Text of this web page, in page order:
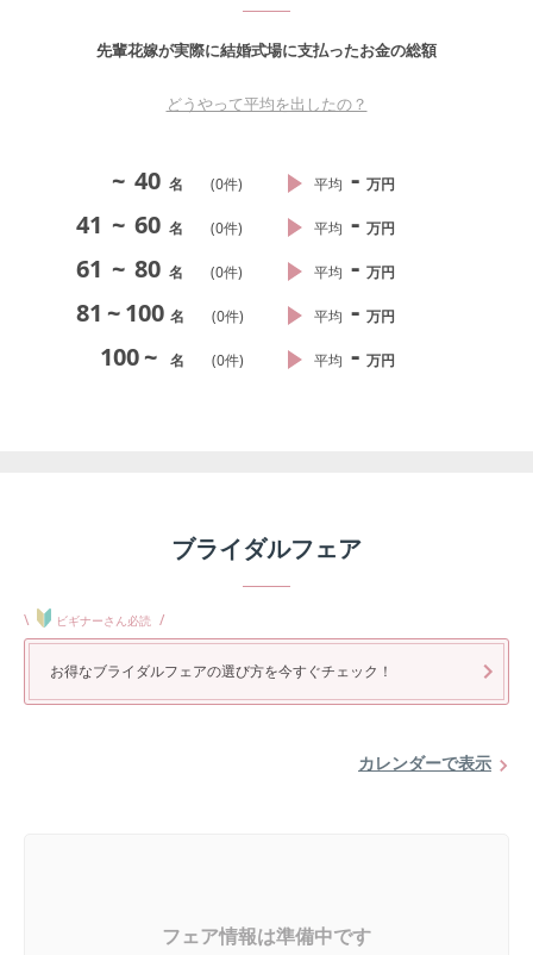
先輩花嫁が実際に結婚式場に支払ったお金の総額
どうやって平均を出したの？
~ 40 名 (0件) 平均 - 万円
41 ~ 60 名 (0件) 平均 - 万円
61 ~ 80 名 (0件) 平均 - 万円
81 ~100 名 (0件) 平均 - 万円
100~ 名 (0件) 平均 - 万円
ブライダルフェア
\ ビギナーさん必読 /
お得なブライダルフェアの選び方を今すぐチェック！
カレンダーで表示
フェア情報は準備中です